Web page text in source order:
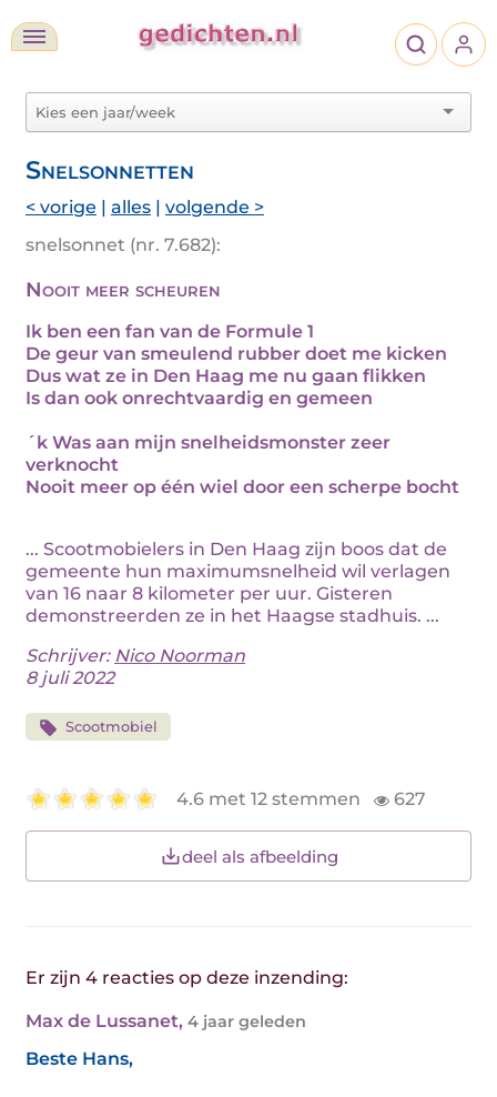
Snelsonnetten
< vorige | alles | volgende >
snelsonnet (nr. 7.682):
Nooit meer scheuren
Ik ben een fan van de Formule 1
De geur van smeulend rubber doet me kicken
Dus wat ze in Den Haag me nu gaan flikken
Is dan ook onrechtvaardig en gemeen
´k Was aan mijn snelheidsmonster zeer
verknocht
Nooit meer op één wiel door een scherpe bocht
... Scootmobielers in Den Haag zijn boos dat de
gemeente hun maximumsnelheid wil verlagen
van 16 naar 8 kilometer per uur. Gisteren
demonstreerden ze in het Haagse stadhuis. ...
Schrijver: Nico Noorman
8 juli 2022
Scootmobiel
4.6 met 12 stemmen 627
deel als afbeelding
Er zijn 4 reacties op deze inzending:
Max de Lussanet, 4 jaar geleden
Beste Hans,